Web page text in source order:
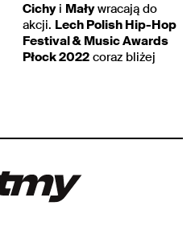
Cichyi Maływracają do
akcji. Lech Polish Hip-Hop
Festival & Music Awards
Płock 2022 coraz bliżej